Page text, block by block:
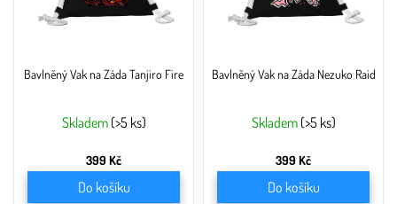
Bavlněný Vak na Záda Tanjiro Fire
Skladem (>5 ks)
399 Kč
Do košíku
Bavlněný Vak na Záda Nezuko Raid
Skladem (>5 ks)
399 Kč
Do košíku